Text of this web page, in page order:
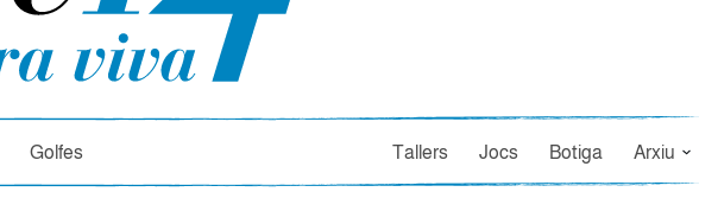
Golfes Tallers Jocs Botiga Arxiu